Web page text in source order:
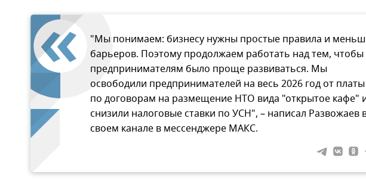
"Мы понимаем: бизнесу нужны простые правила и
барьеров. Поэтому продолжаем работать над тем, чтобы
предпринимателям было проще развиваться. Мы
освободили предпринимателей на весь 2026 год от платы
по договорам на размещение НТО вида "открытое кафе"
снизили налоговые ставки по УСН", – написал Развожаев
своем канале в мессенджере МАКС.